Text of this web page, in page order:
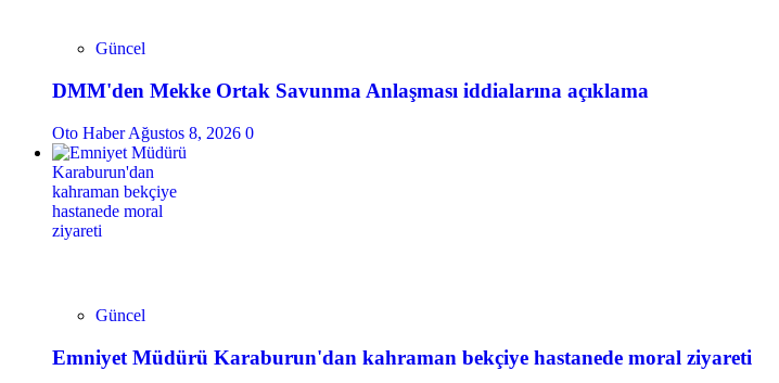
Güncel
DMM'den Mekke Ortak Savunma Anlaşması iddialarına açıklama
Oto HaberAğustos 8, 2026 0
Güncel
Emniyet Müdürü Karaburun'dan kahraman bekçiye hastanede moral ziyareti